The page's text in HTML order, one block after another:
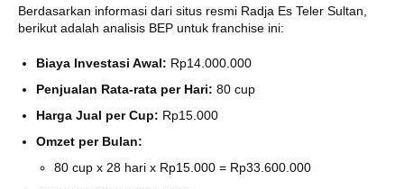
Berdasarkan informasi dari situs resmi Radja Es Teler Sultan,
berikut adalah analisis BEP untuk franchise ini:
Biaya Investasi Awal: Rp14.000.000
Penjualan Rata-rata per Hari: 80 cup
Harga Jual per Cup: Rp15.000
Omzet per Bulan:
80 cup x 28 hari x Rp15.000 = Rp33.600.000